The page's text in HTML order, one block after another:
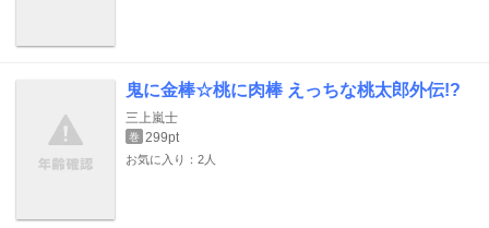
鬼に金棒☆桃に肉棒 えっちな桃太郎外伝!?
三上嵐士
巻 299pt
お気に入り：2人